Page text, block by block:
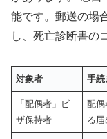
能です。郵送の場
し、死亡診断書の
対象者 手続
「配偶者」ビ
ザ保持者
配偶
る届